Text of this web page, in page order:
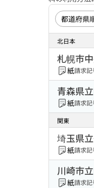
北日本
札幌市
紙請求記
青森県
紙請求記
関東
埼玉県
紙請求記
川崎市
紙請求記